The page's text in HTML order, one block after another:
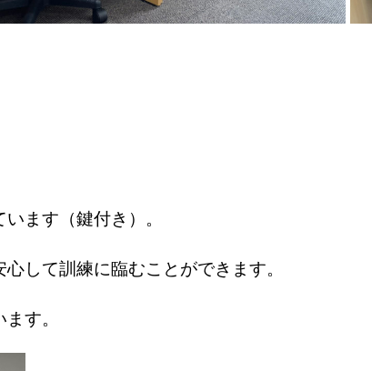
ます（鍵付き）。
して訓練に臨むことができます。
す。